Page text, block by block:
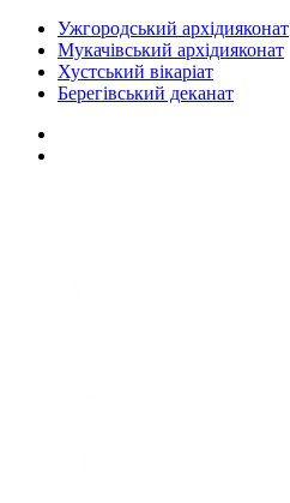
Ужгородський архідияконат
Мукачівський архідияконат
Хустський вікаріат
Берегівський деканат